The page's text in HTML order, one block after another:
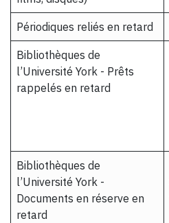
Périodiques reliés en retard
Bibliothèques de
l’Université York - Prêts
rappelés en retard
Bibliothèques de
l’Université York -
Documents en réserve en
retard